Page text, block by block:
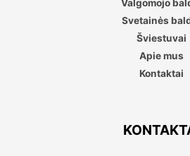
Valgomojo
Svetainės
Šviestuvai
Apie mus
Kontaktai